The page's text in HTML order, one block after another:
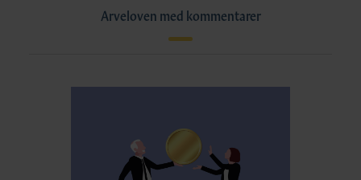
Arveloven med kommentarer